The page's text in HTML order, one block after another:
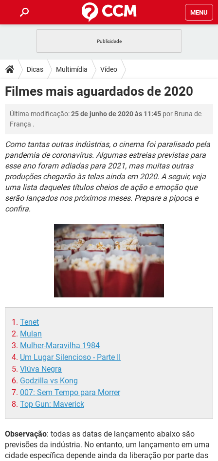
MENU
CELULAR FACEBOOK
OUTLOOK EXCEL
GUIA DE COMPRAS
DICAS
JOGOS WHATSAPP
CELULAR FACEBOOK
OUTLOOK EXCEL
GUIA DE COMPRAS
DOWNLOADS
CELULAR
INSTAGRAM GMAIL
GUIA DE COMPRAS
FÓRUM
CELULAR FACEBOOK
OUTLOOK EXCEL
INSTAGRAM GMAIL
GUIA DE COMPRAS
JOGOS WHATSAPP
CELULAR FACEBOOK
OUTLOOK EXCEL
INSTAGRAM
Dicas Multimídia Vídeo
Filmes mais aguardados de 2020
Última modificação:25 de junho de 2020 às 11:45 por Bruna de
França .
Como tantas outras indústrias, o cinema foi paralisado pela
pandemia de coronavírus. Algumas estreias previstas para
esse ano foram adiadas para 2021, mas muitas outras
produções chegarão às telas ainda em 2020. A seguir, veja
uma lista daqueles títulos cheios de ação e emoção que
serão lançados nos próximos meses. Prepare a pipoca e
confira.
Tenet
Mulan
Mulher-Maravilha 1984
Um Lugar Silencioso - Parte II
Viúva Negra
Godzilla vs Kong
007: Sem Tempo para Morrer
Top Gun: Maverick
Observação: todas as datas de lançamento abaixo são
previsões da indústria. No entanto, um lançamento em uma
cidade específica depende ainda da liberação por parte das